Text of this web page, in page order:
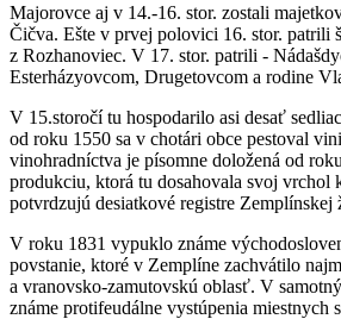
Majorovce aj v 14.-16. stor. zostali
Čičva. Ešte v prvej polovici 16. stor. patrili
z Rozhanoviec. V 17. stor. patrili -
Esterházyovcom, Drugetovcom a rodine
V 15.storočí tu hospodarilo asi desať
od roku 1550 sa v chotári obce pestoval
vinohradníctva je písomne doložená od
produkciu, ktorá tu dosahovala svoj vrchol
potvrdzujú desiatkové registre Zemplínskej
V roku 1831 vypuklo známe
povstanie, ktoré v Zemplíne zachvátilo
a vranovsko-zamutovskú oblasť. V
známe protifeudálne vystúpenia miestnych